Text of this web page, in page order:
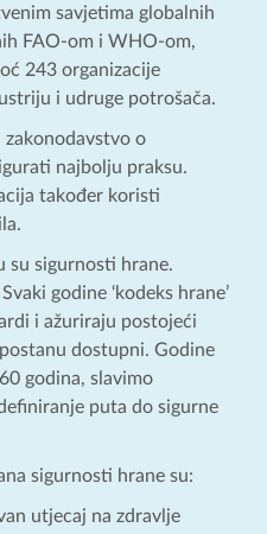
savjetima globalnih
FAO-om i WHO-om,
243 organizacije
i udruge potrošača.
zakonodavstvo o
najbolju praksu.
također koristi
su sigurnosti hrane.
godine ‘kodeks hrane’
i ažuriraju postojeći
dostupni. Godine
godina, slavimo
puta do sigurne
sigurnosti hrane su:
utjecaj na zdravlje